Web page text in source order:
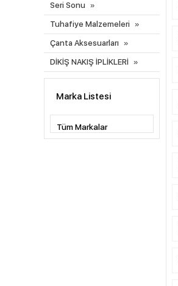
Seri Sonu
Tuhafiye Malzemeleri
Çanta Aksesuarları
DİKİŞ NAKIŞ İPLİKLERİ
Marka Listesi